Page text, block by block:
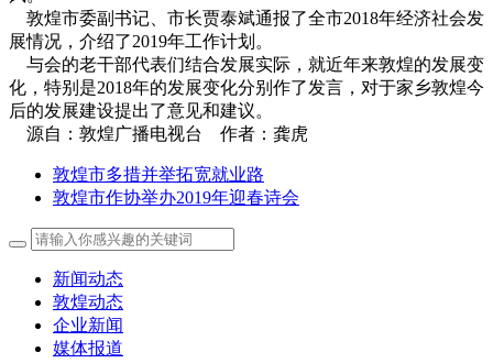
敦煌市委副书记、市长贾泰斌通报了全市2018年经济社会发
展情况，介绍了2019年工作计划。
与会的老干部代表们结合发展实际，就近年来敦煌的发展变
化，特别是2018年的发展变化分别作了发言，对于家乡敦煌今
后的发展建设提出了意见和建议。
源自：敦煌广播电视台 作者：龚虎
敦煌市多措并举拓宽就业路
敦煌市作协举办2019年迎春诗会
新闻动态
敦煌动态
企业新闻
媒体报道